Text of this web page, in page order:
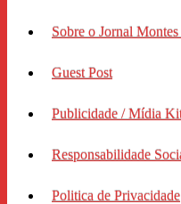
Sobre o Jornal
Guest Post
Publicidade / Mídia
Responsabilidade
Politica de Privacidade